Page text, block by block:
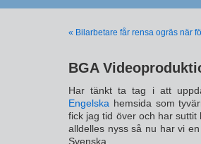
« Bilarbetare får rensa ogräs när
BGA
Har tänkt ta tag i att
Engelska hemsida som
fick jag tid över och har
alldelles nyss så nu har vi
Svenska.